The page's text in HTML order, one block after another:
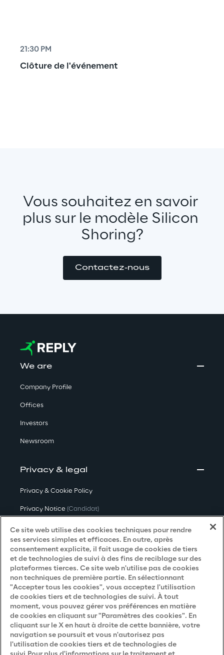
21:30 PM
Clôture de l'événement
Vous souhaitez en savoir
plus sur le modèle Silicon
Shoring?
Contactez-nous
We are
Company Profile
Offices
Investors
Newsroom
Privacy & legal
Privacy & Cookie Policy
Privacy Notice (Candidat)
Privacy Notice (Client)
Privacy Notice (Fournisseur)
Privacy Notice(Marketing)
Accessibility Statement
Careers
Contacts
Ce site web utilise des cookies techniques pour rendre
ses services simples et efficaces. En outre, après
consentement explicite, il fait usage de cookies de tiers
et de technologies de suivi à des fins de reciblage sur des
plateformes tierces. Ce site web n'utilise pas de cookies
non techniques de première partie. En sélectionnant
"Accepter tous les cookies", vous acceptez l'utilisation
de cookies tiers et de technologies de suivi. À tout
moment, vous pouvez gérer vos préférences en matière
de cookies en cliquant sur "Paramètres des cookies". En
cliquant sur le X en haut à droite de cette bannière, votre
navigation se poursuit et vous n'autorisez pas
l'utilisation de cookies tiers et de technologies de